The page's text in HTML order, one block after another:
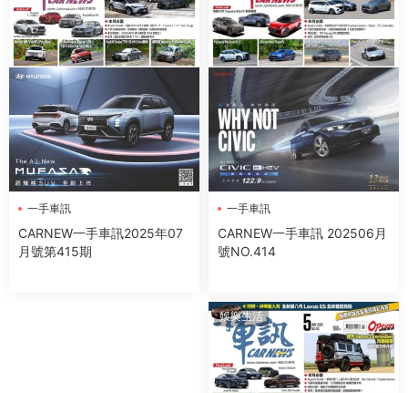
一手車訊
CARNEW一手車訊2025年07
月號第415期
一手車訊
CARNEW一手車訊 202506月
號NO.414
娛樂生活